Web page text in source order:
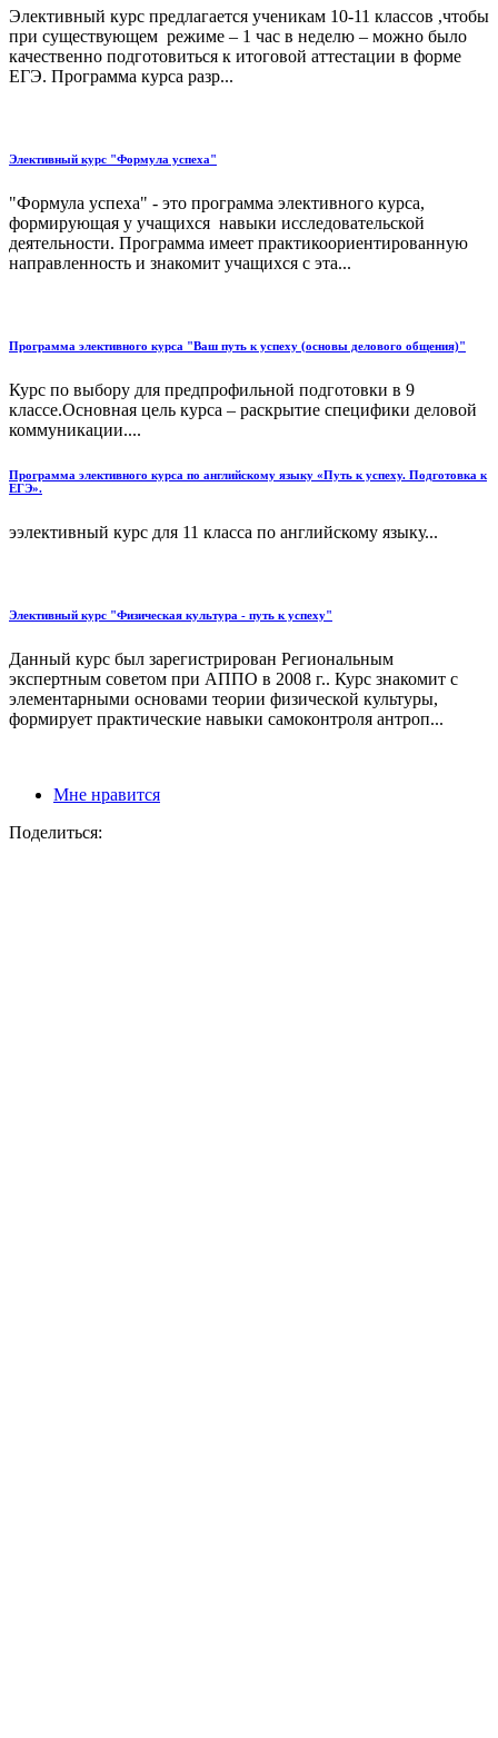
Элективный курс предлагается ученикам 10-11 классов ,чтобы
при существующем режиме – 1 час в неделю – можно было
качественно подготовиться к итоговой аттестации в форме
ЕГЭ. Программа курса разр...
Элективный курс "Формула успеха"
"Формула успеха" - это программа элективного курса,
формирующая у учащихся навыки исследовательской
деятельности. Программа имеет практикоориентированную
направленность и знакомит учащихся с эта...
Программа элективного курса "Ваш путь к успеху (основы делового общения)"
Курс по выбору для предпрофильной подготовки в 9
классе.Основная цель курса – раскрытие специфики деловой
коммуникации....
Программа элективного курса по английскому языку «Путь к успеху. Подготовка к
ЕГЭ».
ээлективный курс для 11 класса по английскому языку...
Элективный курс "Физическая культура - путь к успеху"
Данный курс был зарегистрирован Региональным
экспертным советом при АППО в 2008 г.. Курс знакомит с
элементарными основами теории физической культуры,
формирует практические навыки самоконтроля антроп...
Мне нравится
Поделиться: